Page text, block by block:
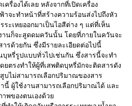
ครื่องได้เลย หลังจากที่เปิดเครื่อง
าจะทำหน้าที่สร้างความร้อนส่งไปถึงหัว
ระเหยออกมาเป็นไอสีต่าง ๆ แต่ที่เห็น
านก็จะสูดดมควันนั้น โดยที่ภายในควันจะ
รด้วยกัน ซึ่งมีรายละเอียดต่อไปนี้
หรี่รูปแบบทั่วไปเช่นกัน ซึ่งสารนี้จะทำ
ยตรงทำให้ผู้ที่เสพติดบุหรี่มักจะติดสารดัง
บไม่สามารถเลือกปริมาณของสาร
นี้ ผู้ใช้งานสามารถเลือกปริมาณได้ และ
พของตนเองด้วย